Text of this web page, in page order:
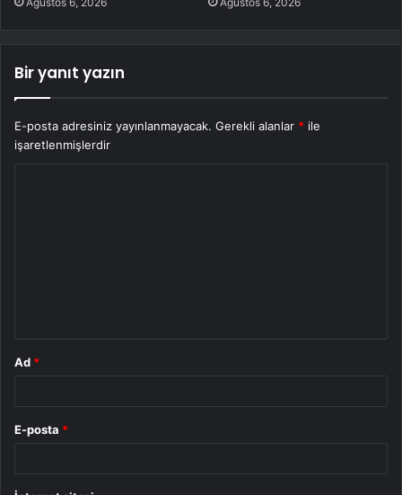
Bir yanıt yazın
E-posta adresiniz yayınlanmayacak. Gerekli alanlar * ile
işaretlenmişlerdir
Ad *
E-posta *